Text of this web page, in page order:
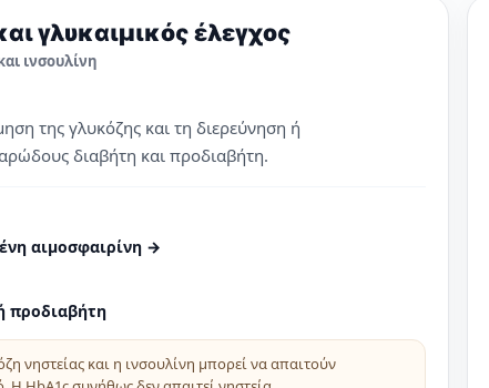
γλυκαιμικός έλεγχος
ινσουλίνη
της γλυκόζης και τη διερεύνηση ή
διαβήτη και προδιαβήτη.
αιμοσφαιρίνη →
προδιαβήτη
νηστείας και η ινσουλίνη μπορεί να απαιτούν